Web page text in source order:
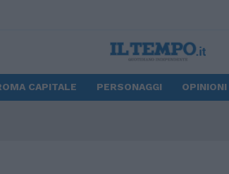
CAPITALE PERSONAGGI OPINIONI